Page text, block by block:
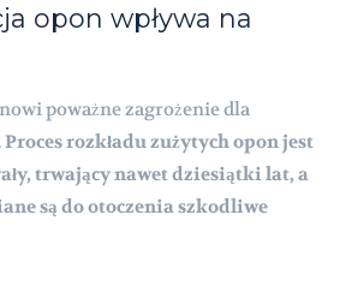
opon wpływa na
poważne zagrożenie dla
Proces rozkładu zużytych opon jest
trwający nawet dziesiątki lat, a
są do otoczenia szkodliwe